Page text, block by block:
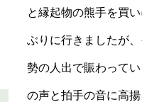
と縁起物の熊手を買
ぶりに行きましたが
勢の人出で賑わって
の声と拍手の音に高